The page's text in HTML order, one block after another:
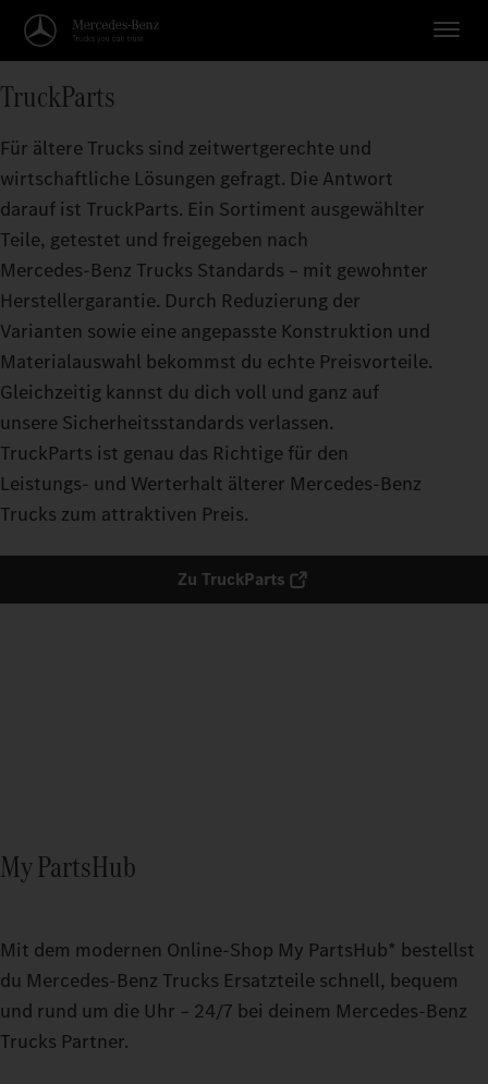
TruckParts
Für ältere Trucks sind zeitwertgerechte und
wirtschaftliche Lösungen gefragt. Die Antwort
darauf ist TruckParts. Ein Sortiment ausgewählter
Teile, getestet und freigegeben nach
Mercedes‑Benz Trucks Standards – mit gewohnter
Herstellergarantie. Durch Reduzierung der
Varianten sowie eine angepasste Konstruktion und
Materialauswahl bekommst du echte Preisvorteile.
Gleichzeitig kannst du dich voll und ganz auf
unsere Sicherheitsstandards verlassen.
TruckParts ist genau das Richtige für den
Leistungs- und Werterhalt älterer Mercedes‑Benz
Trucks zum attraktiven Preis.​
Zu TruckParts
My PartsHub
Mit dem modernen Online-Shop My PartsHub* bestellst
du Mercedes‑Benz Trucks Ersatzteile schnell, bequem
und rund um die Uhr – 24/7 bei deinem Mercedes‑Benz
Trucks Partner.